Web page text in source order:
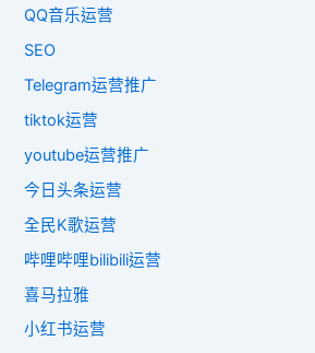
QQ音乐运营
SEO
Telegram运营推广
tiktok运营
youtube运营推广
今日头条运营
全民K歌运营
哔哩哔哩bilibili运营
喜马拉雅
小红书运营